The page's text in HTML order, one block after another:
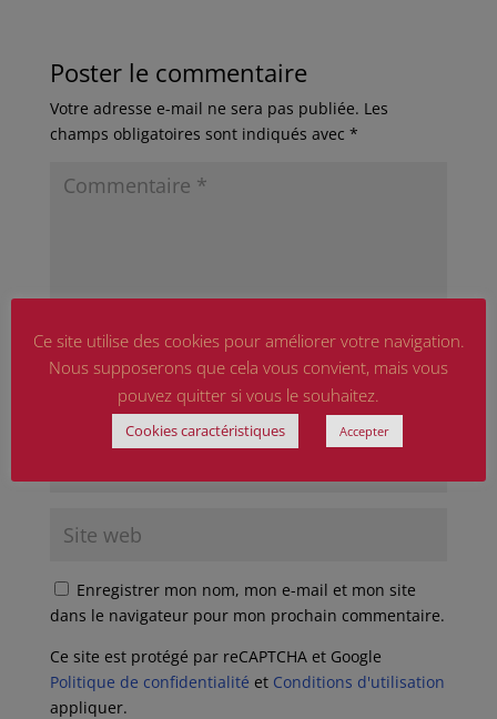
Poster le commentaire
Votre adresse e-mail ne sera pas publiée. Les
champs obligatoires sont indiqués avec *
Enregistrer mon nom, mon e-mail et mon site
dans le navigateur pour mon prochain commentaire.
Ce site est protégé par reCAPTCHA et Google
Politique de confidentialité et Conditions d'utilisation
appliquer.
Ce site utilise des cookies pour améliorer votre navigation.
Nous supposerons que cela vous convient, mais vous
pouvez quitter si vous le souhaitez.
Cookies caractéristiques Accepter